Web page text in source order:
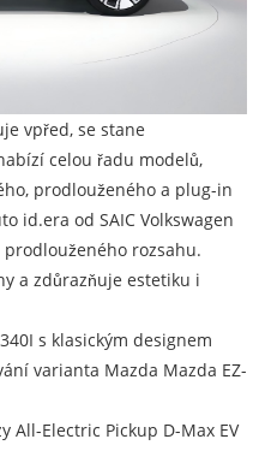
vpřed, se stane
celou řadu modelů,
prodlouženého a plug-in
id.era od SAIC Volkswagen
prodlouženého rozsahu.
a zdůrazňuje estetiku i
s klasickým designem
varianta Mazda Mazda EZ-
All-Electric Pickup D-Max EV